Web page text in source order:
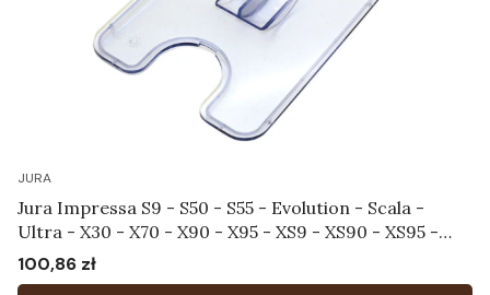
JURA
Jura Impressa S9 - S50 - S55 - Evolution - Scala -
Ultra - X30 - X70 - X90 - X95 - XS9 - XS90 - XS95 -
Pokrywa chroniąca aromat Art.58585
Cena
100,86 zł